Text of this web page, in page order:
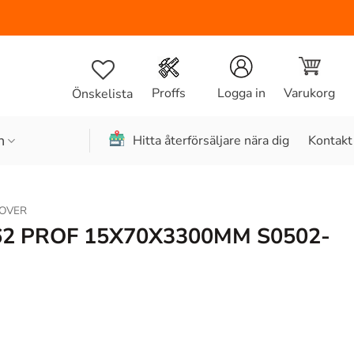
Önskelista Proffs Logga in Varukorg
Hitta återförsäljare nära dig Kontakt
PROF 15X70X3300MM S0502-